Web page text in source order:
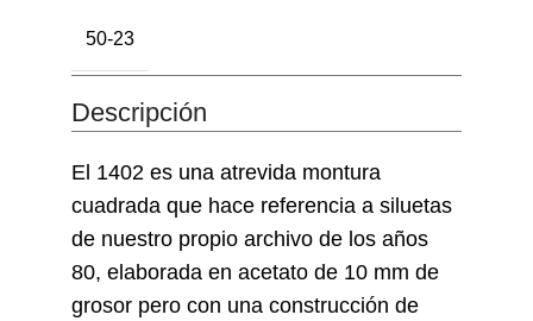
50-23
Descripción
El 1402 es una atrevida montura
cuadrada que hace referencia a siluetas
de nuestro propio archivo de los años
80, elaborada en acetato de 10 mm de
grosor pero con una construcción de